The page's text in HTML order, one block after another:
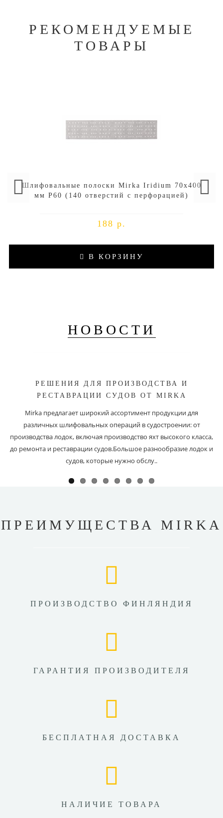
РЕКОМЕНДУЕМЫЕ
ТОВАРЫ
Шлифовальные полоски Mirka Iridium 70х400
мм P60 (140 отверстий с перфорацией)
188 р.
В КОРЗИНУ
НОВОСТИ
РЕШЕНИЯ ДЛЯ ПРОИЗВОДСТВА И
РЕСТАВРАЦИИ СУДОВ ОТ MIRKA
Mirka предлагает широкий ассортимент продукции для
различных шлифовальных операций в судостроении: от
производства лодок, включая производство яхт высокого класса,
до ремонта и реставрации судов.Большое разнообразие лодок и
судов, которые нужно обслу..
ПРЕИМУЩЕСТВА MIRKA
ПРОИЗВОДСТВО ФИНЛЯНДИЯ
ГАРАНТИЯ ПРОИЗВОДИТЕЛЯ
БЕСПЛАТНАЯ ДОСТАВКА
НАЛИЧИЕ ТОВАРА